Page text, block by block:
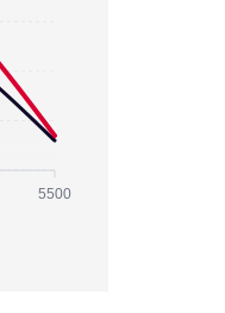
5500